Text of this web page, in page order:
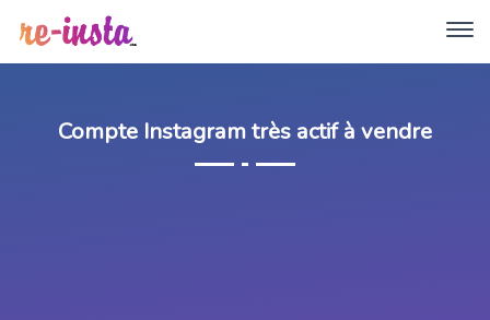
Compte Instagram très actif à vendre